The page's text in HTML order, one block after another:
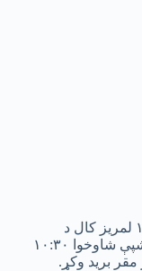
د افغانستان د آزادۍ جبهې جنګیالیو د ۱۴۰۵ لمریز کال د
سرطان میاشتې د ۷مې نېټې، د یکشنبې شپې شاوخوا ۱۰:۳۰
برید وکړ.